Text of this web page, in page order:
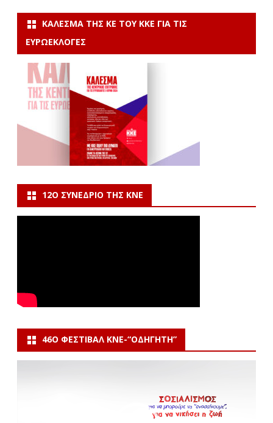
ΚΆΛΕΣΜΑ ΤΗΣ ΚΕ ΤΟΥ ΚΚΕ ΓΙΑ ΤΙΣ
ΕΥΡΩΕΚΛΟΓΈΣ
12Ο ΣΥΝΈΔΡΙΟ ΤΗΣ ΚΝΕ
46Ο ΦΕΣΤΙΒΆΛ ΚΝΕ-“ΟΔΗΓΗΤΗ”
Πρόγραμμα